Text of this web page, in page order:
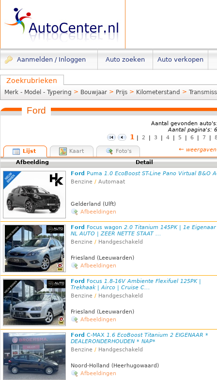
Aanmelden / Inloggen Auto zoeken Auto verkopen
Zoekrubrieken
Merk - Model - Typering > Bouwjaar > Prijs > Kilometerstand >
Ford
Aantal gevonden
Aantal pagina's:
1 | 2 | 3 | 4 | 5 | 6 | 7 |
Lijst Kaart Foto's ← weergaven
Afbeelding
Detail
Ford Puma 1.0 EcoBoost ST-Line Pano Virtual B&O
Benzine / Automaat
Gelderland (Ulft)
Afbeeldingen
Ford Focus wagon 2.0 Titanium 145PK | 1e
NL AUTO | ZEER NETTE STAAT ...
Benzine / Handgeschakeld
Friesland (Leeuwarden)
Afbeeldingen
Ford Focus 1.8-16V Ambiente Flexifuel 125PK |
Trekhaak | Airco | Cruise C...
Benzine / Handgeschakeld
Friesland (Leeuwarden)
Afbeeldingen
Ford C-MAX 1.6 EcoBoost Titanium 2 EIGENAAR *
DEALERONDERHOUDEN * NAP*
Benzine / Handgeschakeld
Noord-Holland (Heerhugowaard)
Afbeeldingen